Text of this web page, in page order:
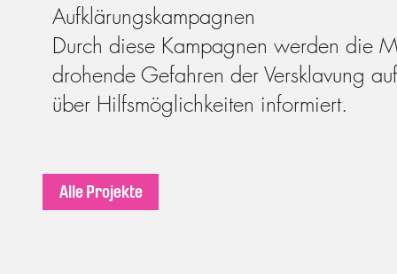
Aufklärungskampagnen
Durch diese Kampagnen werden die
drohende Gefahren der Versklavung
über Hilfsmöglichkeiten informiert.
Alle Projekte